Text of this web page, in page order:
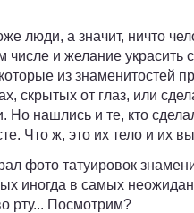
люди, а значит, ничто
числе и желание украсить
из знаменитостей
скрытых от глаз, или
Но нашлись и те, кто
Что ж, это их тело и их
фото татуировок
иногда в самых
рту... Посмотрим?